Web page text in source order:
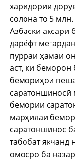
харидории
солона то 5
Азбаски
дарёфт
пурраи ҳамаи
аст, ки беморон
бемориҳои
саратоншиносӣ
бемории
марҳилаи
саратоншинос
табобат
омосро ба